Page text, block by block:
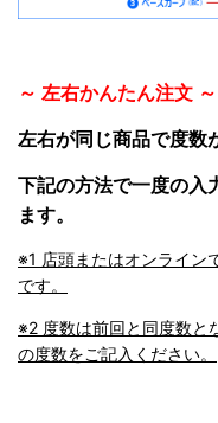
～ 左右かんたん注文 ～
左右が同じ商品で度数
下記の方法で一度の入
ます。
※1 店頭またはオンライン
です。
※2 度数は前回と同度数と
の度数をご記入ください。